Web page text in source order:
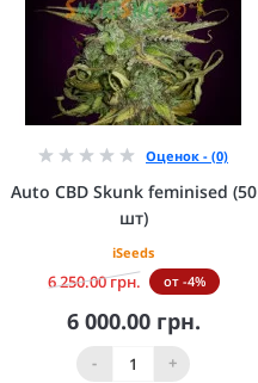
Оценок - (0)
Auto CBD Skunk feminised (50
шт)
iSeeds
6 250.00 грн. от -4%
6 000.00 грн.
- +